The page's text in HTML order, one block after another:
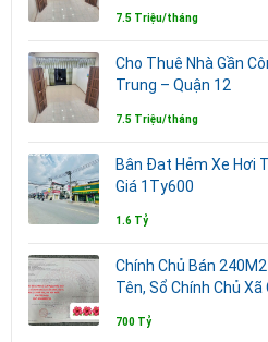
7.5 Triệu/tháng
Cho Thuê Nhà Gần
Trung – Quận 12
7.5 Triệu/tháng
Bân Đat Hẻm Xe Hơi
Giá 1Ty600
1.6 Tỷ
Chính Chủ Bán
Tên, Sổ Chính Chủ Xã
700 Tỷ